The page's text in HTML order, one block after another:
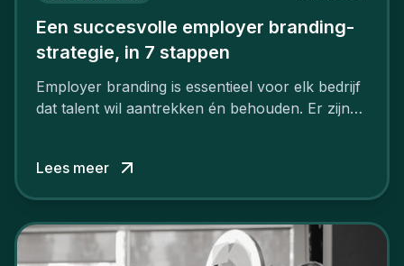
Een succesvolle employer branding-
strategie, in 7 stappen
Employer branding is essentieel voor elk bedrijf
dat talent wil aantrekken én behouden. Er zijn
niet van vandaag op morgen. Hoe pak je dat
aan, starten met employer branding?
Lees meer